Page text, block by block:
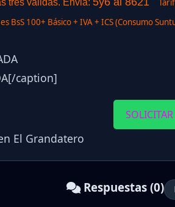
tres validas. Envia:
BsS 100+ Básico + IVA + ICS (Consumo
caption]
El Grandatero
Respuestas (0)